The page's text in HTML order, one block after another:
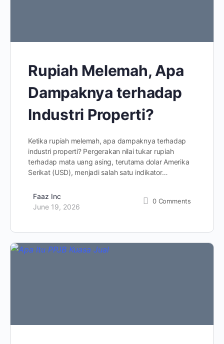
Rupiah Melemah, Apa
Dampaknya terhadap
Industri Properti?
Ketika rupiah melemah, apa dampaknya terhadap
industri properti? Pergerakan nilai tukar rupiah
terhadap mata uang asing, terutama dolar Amerika
Serikat (USD), menjadi salah satu indikator…
Faaz Inc
June 19, 2026
0 Comments